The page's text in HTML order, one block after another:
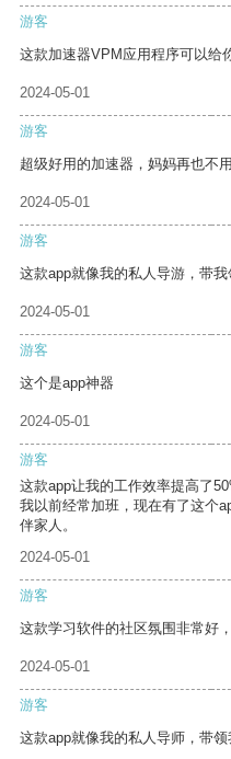
游客
这款加速器VPM应用程序可以给
2024-05-01
游客
超级好用的加速器，妈妈再也不
2024-05-01
游客
这款app就像我的私人导游，带我
2024-05-01
游客
这个是app神器
2024-05-01
游客
这款app让我的工作效率提高了
我以前经常加班，现在有了这个
伴家人。
2024-05-01
游客
这款学习软件的社区氛围非常好
2024-05-01
游客
这款app就像我的私人导师，带领